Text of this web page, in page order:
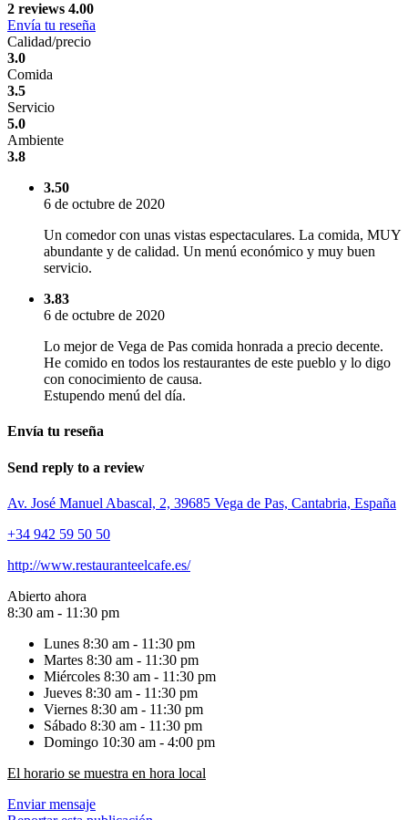
2 reviews 4.00
Envía tu reseña
Calidad/precio
3.0
Comida
3.5
Servicio
5.0
Ambiente
3.8
3.50
6 de octubre de 2020
Un comedor con unas vistas espectaculares. La comida, MUY
abundante y de calidad. Un menú económico y muy buen
servicio.
3.83
6 de octubre de 2020
Lo mejor de Vega de Pas comida honrada a precio decente.
He comido en todos los restaurantes de este pueblo y lo digo
con conocimiento de causa.
Estupendo menú del día.
Envía tu reseña
Send reply to a review
Av. José Manuel Abascal, 2, 39685 Vega de Pas, Cantabria, España
+34 942 59 50 50
http://www.restauranteelcafe.es/
Abierto ahora
8:30 am - 11:30 pm
Lunes 8:30 am - 11:30 pm
Martes 8:30 am - 11:30 pm
Miércoles 8:30 am - 11:30 pm
Jueves 8:30 am - 11:30 pm
Viernes 8:30 am - 11:30 pm
Sábado 8:30 am - 11:30 pm
Domingo 10:30 am - 4:00 pm
El horario se muestra en hora local
Enviar mensaje